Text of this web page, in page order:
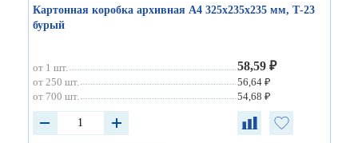
Картонная коробка архивная А4 325х235х235 мм, Т-23
бурый
от 1 шт. 58,59 ₽
от 250 шт.
56,64 ₽
от 700 шт.
54,68 ₽